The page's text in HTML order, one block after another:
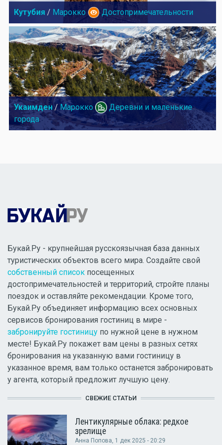
Кутубия / Марокко Достопримечательности
Укаимден/ Марокко
Деревни и маленькие
города
Букай.Ру - крупнейшая русскоязычная база данных
туристических объектов всего мира. Создайте свой
собственный список посещенных
достопримечательностей и территорий, стройте планы
поездок и оставляйте рекомендации. Кроме того,
Букай.Ру объединяет информацию всех основных
сервисов бронирования гостиниц в мире -
забронируйте гостиницу по нужной цене в нужном
месте! Букай.Ру покажет вам цены в разных сетях
бронирования на указанную вами гостиницу в
указанное время, вам только останется забронировать
у агента, который предложит лучшую цену.
СВЕЖИЕ СТАТЬИ
Лентикулярные облака: редкое
зрелище
Анна Попова, 1 дек 2025 - 20:29